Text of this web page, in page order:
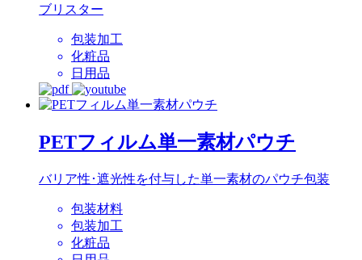
ブリスター
包装加工
化粧品
日用品
PETフィルム単一素材パウチ
バリア性･遮光性を付与した単一素材のパウチ包装
包装材料
包装加工
化粧品